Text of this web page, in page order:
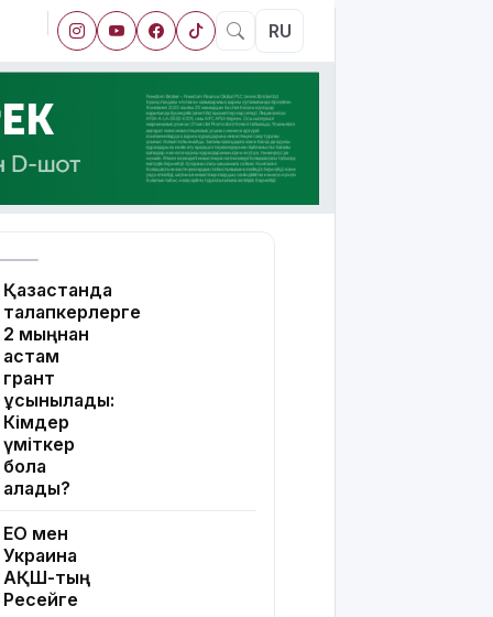
RU
Қазақстанда
талапкерлерге
2 мыңнан
астам
грант
ұсынылады:
Кімдер
үміткер
бола
алады?
ЕО мен
Украина
АҚШ-тың
Ресейге